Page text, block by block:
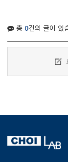
총 0건의 글이 있